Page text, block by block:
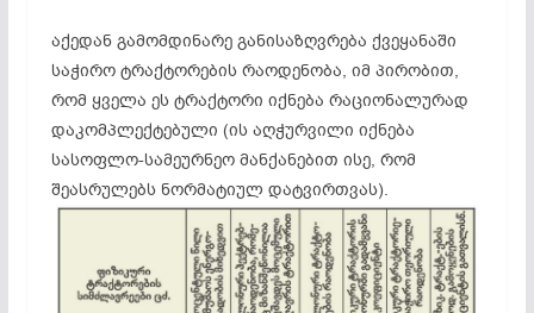
აქედან გამომდინარე განისაზღვრება ქვეყანაში
საჭირო ტრაქტორების რაოდენობა, იმ პირობით,
რომ ყველა ეს ტრაქტორი იქნება რაციონალურად
დაკომპლექტებული (ის აღჭურვილი იქნება
სასოფლო-სამეურნეო მანქანებით ისე, რომ
შეასრულებს ნორმატიულ დატვირთვას).